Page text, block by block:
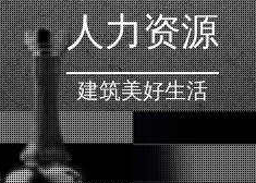
人力资源
建筑美好生活